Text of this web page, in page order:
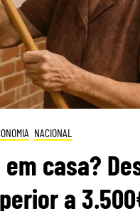
NACIONAL
casa?
a